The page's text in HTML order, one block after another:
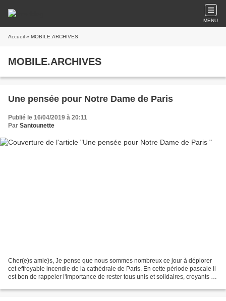
MENU
Accueil » MOBILE.ARCHIVES
MOBILE.ARCHIVES
Une pensée pour Notre Dame de Paris
Publié le 16/04/2019 à 20:11
Par Santounette
Cher(e)s amie)s, Je pense que nous sommes nombreux ce jour à déplorer
cet effroyable incendie de la cathédrale de Paris. En cette période pascale il
est bon de rappeler l'importance de rester tous unis et solidaires, croyants ou